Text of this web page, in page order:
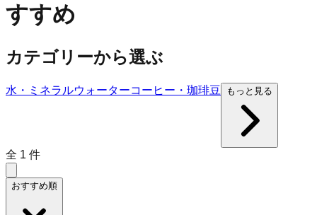
すすめ
カテゴリーから選ぶ
水・ミネラルウォーターコーヒー・珈琲豆 もっと見る
全 1 件
おすすめ順